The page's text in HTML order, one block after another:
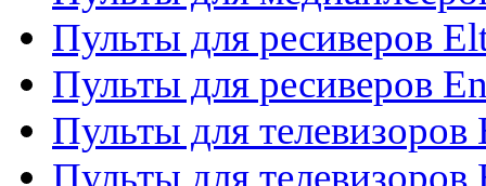
Пульты для ресиверов
Пульты для ресиверов
Пульты для телевизоров